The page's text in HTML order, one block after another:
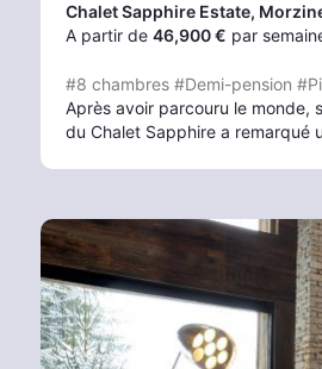
Chalet Sapphire Estate,
A partir de 46,900 € par
#8 chambres #Demi-pension
Après avoir parcouru le monde,
du Chalet Sapphire a remarqué